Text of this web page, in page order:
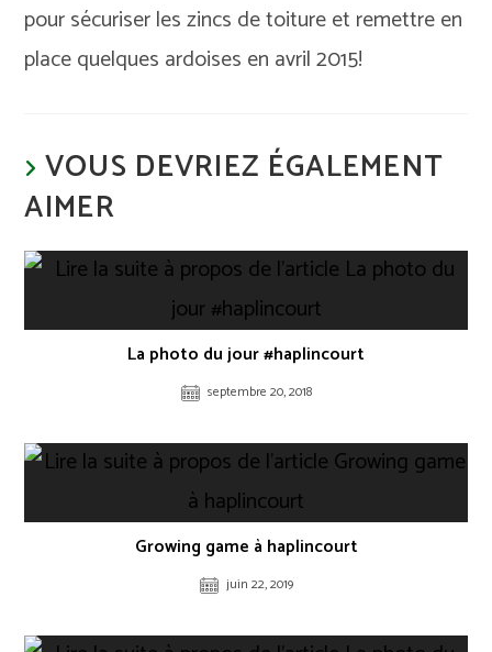
pour sécuriser les zincs de toiture et remettre en
place quelques ardoises en avril 2015!
VOUS DEVRIEZ ÉGALEMENT
AIMER
La photo du jour #haplincourt
septembre 20, 2018
Growing game à haplincourt
juin 22, 2019